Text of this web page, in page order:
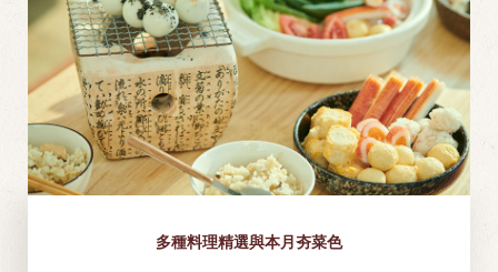
多種料理精選與本月夯菜色